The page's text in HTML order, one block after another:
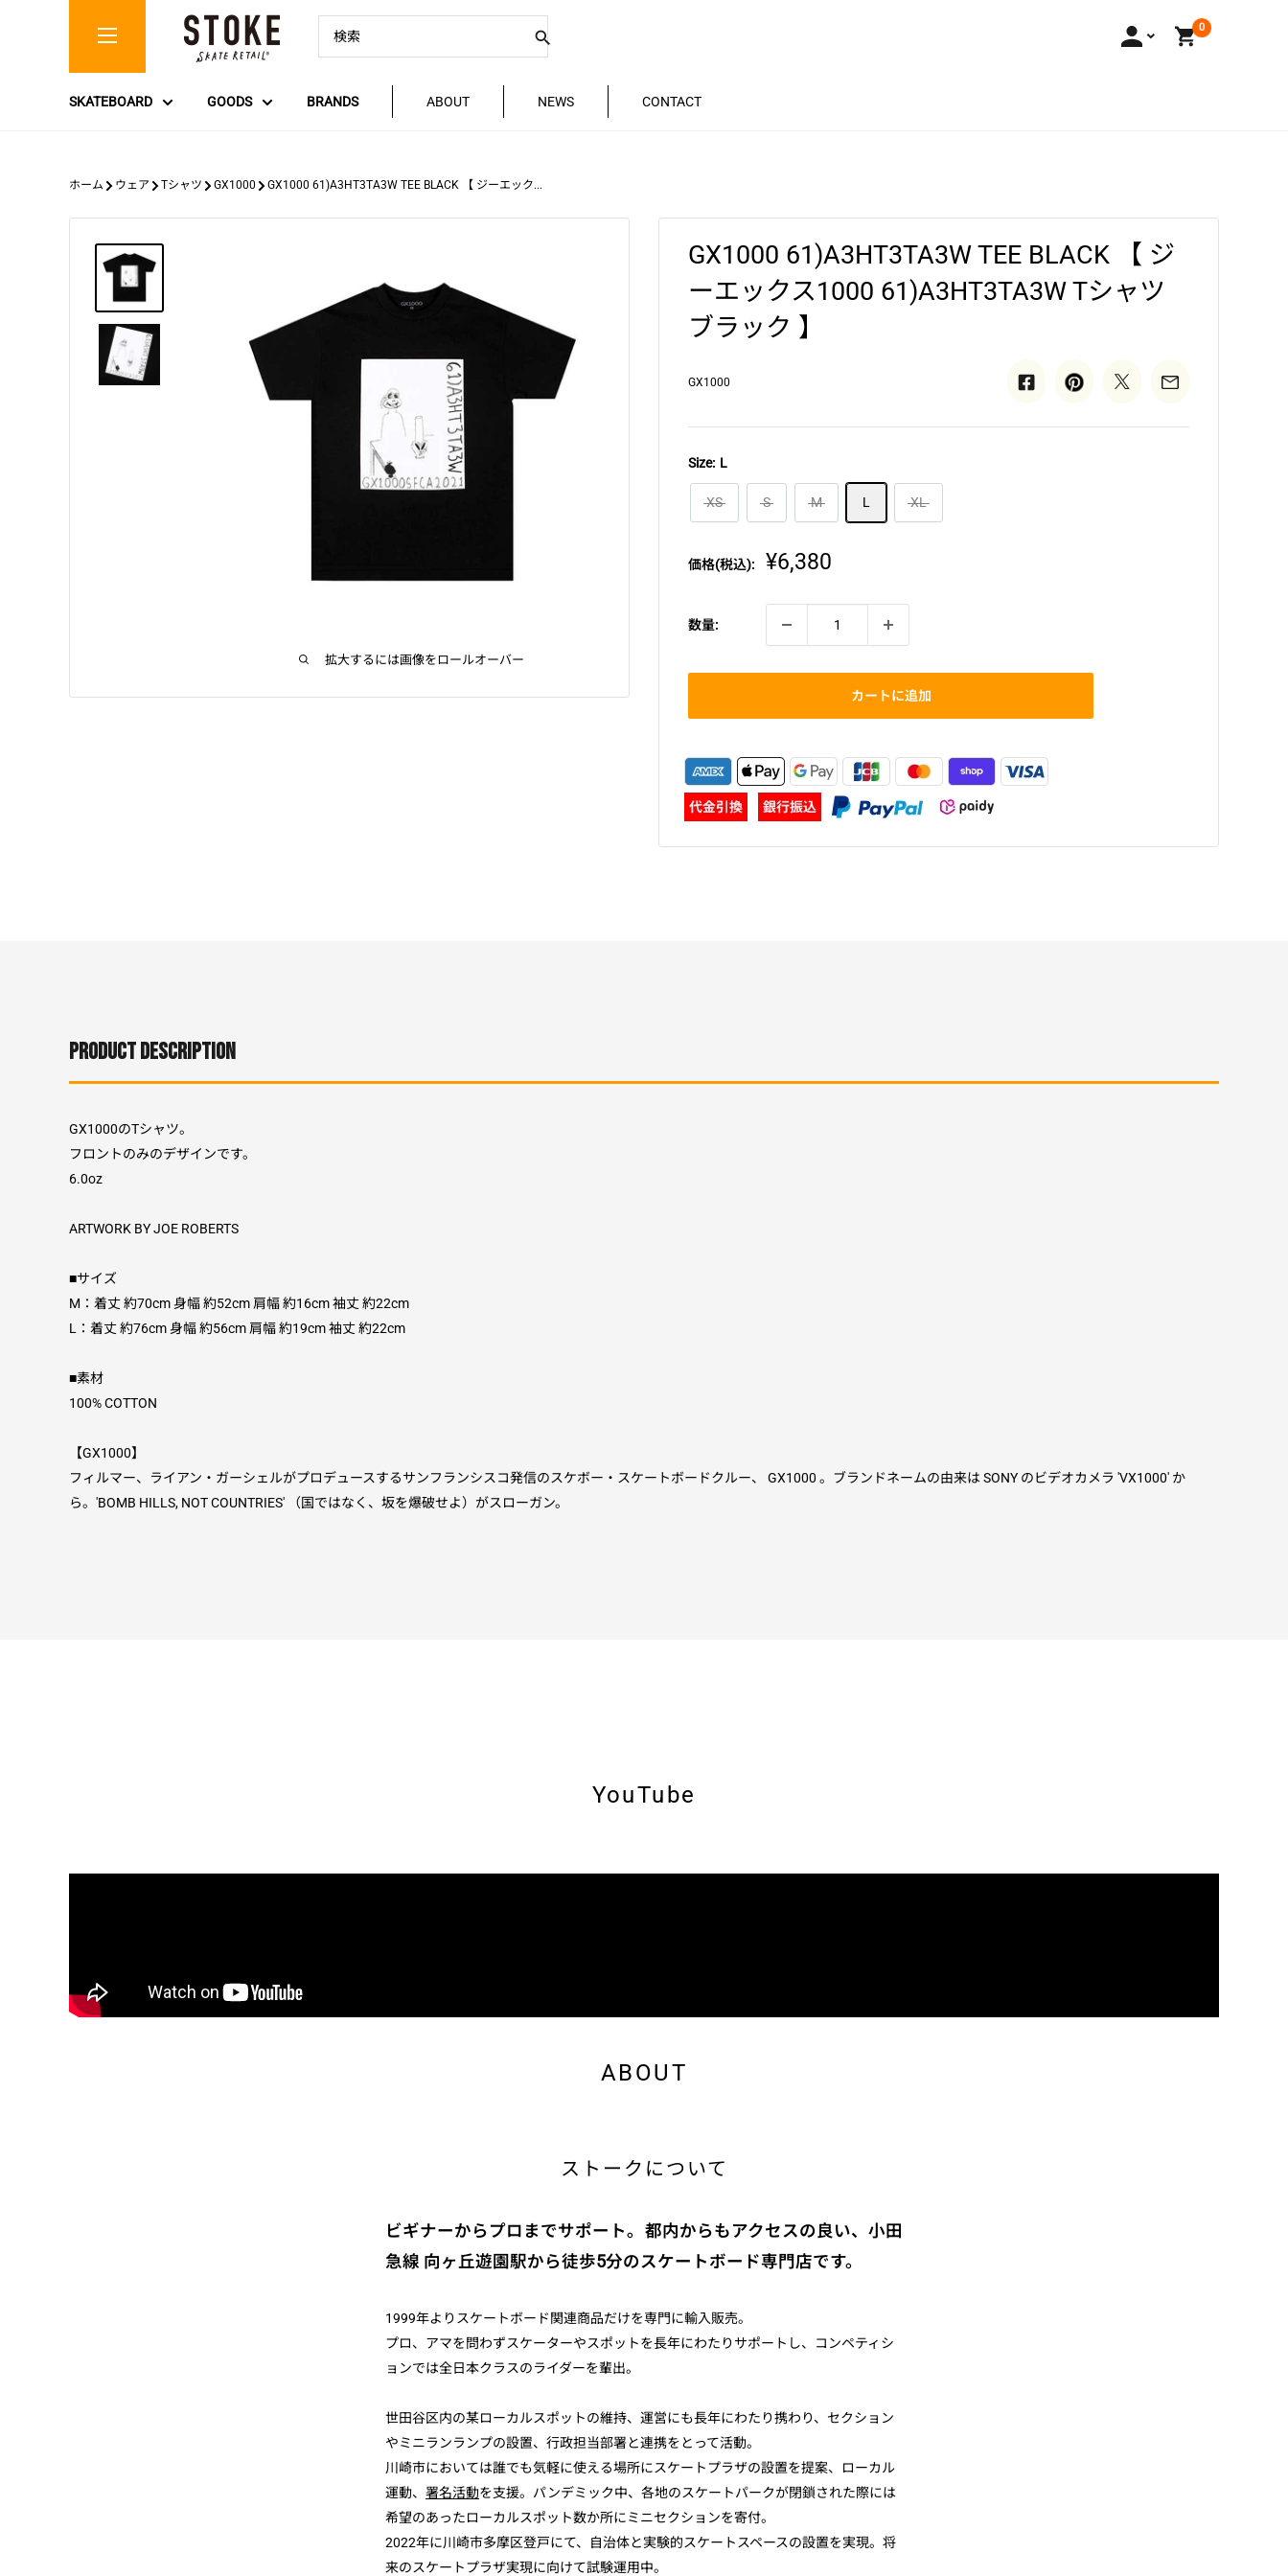
Stoke
Skate
0
SKATEBOARD GOODS BRANDS ABOUT NEWS CONTACT
ホーム ウェア Tシャツ GX1000 GX1000 61)A3HT3TA3W TEE BLACK 【 ジーエック...
拡大するには画像をロールオーバー
GX1000 61)A3HT3TA3W TEE BLACK 【 ジ
ーエックス1000 61)A3HT3TA3W Tシャツ
ブラック 】
GX1000
Size: L
XS S M L XL
価格(税込):
販
価
格
¥6,380
数量:
カートに追加
PRODUCT DESCRIPTION
GX1000のTシャツ。
フロントのみのデザインです。
6.0oz
ARTWORK BY JOE ROBERTS
■サイズ
M：着丈 約70cm 身幅 約52cm 肩幅 約16cm 袖丈 約22cm
L：着丈 約76cm 身幅 約56cm 肩幅 約19cm 袖丈 約22cm
■素材
100% COTTON
【GX1000】
フィルマー、ライアン・ガーシェルがプロデュースするサンフランシスコ発信のスケボー・スケートボードクルー、 GX1000 。ブランドネームの由来は SONY のビデオカメラ 'VX1000' か
ら。'BOMB HILLS, NOT COUNTRIES' （国ではなく、坂を爆破せよ）がスローガン。
YouTube
ABOUT
ストークについて
ビギナーからプロまでサポート。都内からもアクセスの良い、小田
急線 向ヶ丘遊園駅から徒歩5分のスケートボード専門店です。
1999年よりスケートボード関連商品だけを専門に輸入販売。
プロ、アマを問わずスケーターやスポットを長年にわたりサポートし、コンペティシ
ョンでは全日本クラスのライダーを輩出。
世田谷区内の某ローカルスポットの維持、運営にも長年にわたり携わり、セクション
やミニランランプの設置、行政担当部署と連携をとって活動。
川崎市においては誰でも気軽に使える場所にスケートプラザの設置を提案、ローカル
運動、 署名活動を支援。パンデミック中、各地のスケートパークが閉鎖された際には
希望のあったローカルスポット数か所にミニセクションを寄付。
2022年に川崎市多摩区登戸にて、自治体と実験的スケートスペースの設置を実現。将
来のスケートプラザ実現に向けて試験運用中。